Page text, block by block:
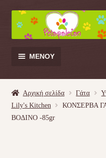
Απευθείας
μετάβαση
στην
πλοήγηση
Μετάβαση
σε
περιεχόμενο
ΜΕΝΟΎ
Γάτα
Αρχική σελίδα Γάτα
Lily's Kitchen
ΚΟΝΣΕΡΒΑ
ΒΟΔΙΝΟ -85gr